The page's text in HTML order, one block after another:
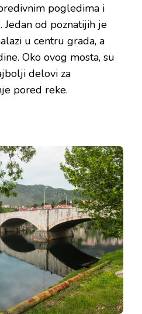
pogledima i
Jedan od poznatijih je
u centru grada, a
Oko ovog mosta, su
delovi za
pored reke.